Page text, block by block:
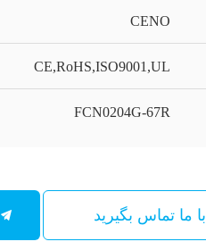
CENO
CE,RoHS,ISO9001,UL
FCN0204G-67R
با ما تماس بگیرید